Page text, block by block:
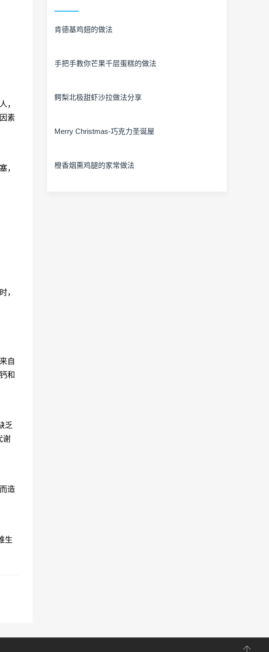
，
素
，
，
自
和
乏
谢
造
生
肯德基鸡翅的做法
手把手教你芒果千层蛋糕的做法
鳄梨北极甜虾沙拉做法分享
Merry Christmas-巧克力圣诞屋
橙香烟熏鸡腿的家常做法